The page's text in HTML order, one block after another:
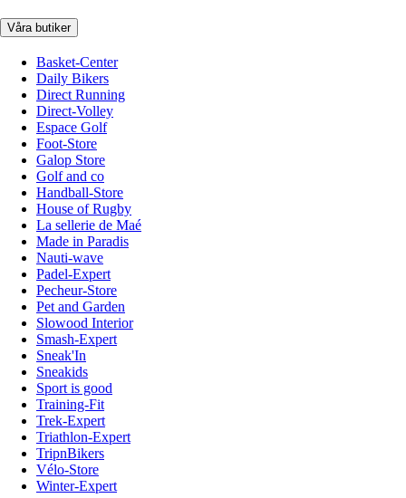
Våra butiker
Basket-Center
Daily Bikers
Direct Running
Direct-Volley
Espace Golf
Foot-Store
Galop Store
Golf and co
Handball-Store
House of Rugby
La sellerie de Maé
Made in Paradis
Nauti-wave
Padel-Expert
Pecheur-Store
Pet and Garden
Slowood Interior
Smash-Expert
Sneak'In
Sneakids
Sport is good
Training-Fit
Trek-Expert
Triathlon-Expert
TripnBikers
Vélo-Store
Winter-Expert